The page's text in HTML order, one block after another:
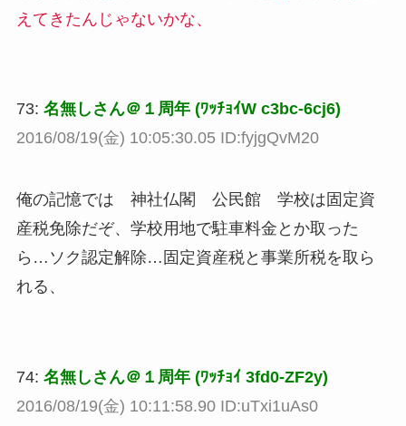
えてきたんじゃないかな、
73: 名無しさん＠１周年 (ﾜｯﾁｮｲW c3bc-6cj6)
2016/08/19(金) 10:05:30.05 ID:fyjgQvM20
俺の記憶では 神社仏閣 公民館 学校は固定資
産税免除だぞ、学校用地で駐車料金とか取った
ら…ソク認定解除…固定資産税と事業所税を取ら
れる、
74: 名無しさん＠１周年 (ﾜｯﾁｮｲ 3fd0-ZF2y)
2016/08/19(金) 10:11:58.90 ID:uTxi1uAs0